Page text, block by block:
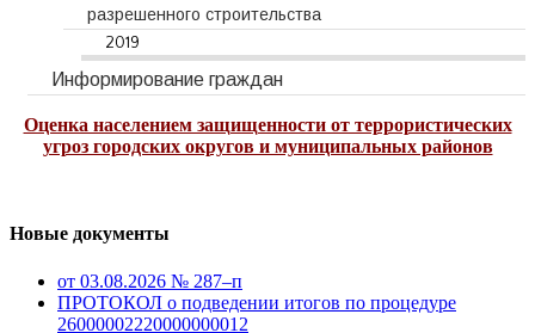
разрешенного строительства
2019
Информирование граждан
Оценка населением защищенности от террористических
угроз городских округов и муниципальных районов
Новые документы
от 03.08.2026 № 287–п
ПРОТОКОЛ о подведении итогов по процедуре
26000002220000000012